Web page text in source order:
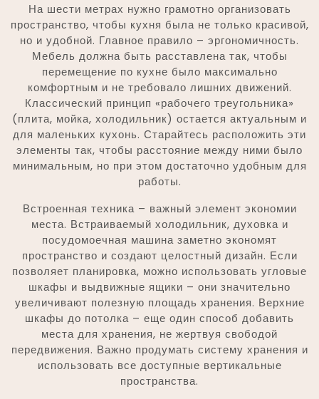
На шести метрах нужно грамотно организовать
пространство, чтобы кухня была не только красивой,
но и удобной. Главное правило – эргономичность.
Мебель должна быть расставлена так, чтобы
перемещение по кухне было максимально
комфортным и не требовало лишних движений.
Классический принцип «рабочего треугольника»
(плита, мойка, холодильник) остается актуальным и
для маленьких кухонь. Старайтесь расположить эти
элементы так, чтобы расстояние между ними было
минимальным, но при этом достаточно удобным для
работы.
Встроенная техника – важный элемент экономии
места. Встраиваемый холодильник, духовка и
посудомоечная машина заметно экономят
пространство и создают целостный дизайн. Если
позволяет планировка, можно использовать угловые
шкафы и выдвижные ящики – они значительно
увеличивают полезную площадь хранения. Верхние
шкафы до потолка – еще один способ добавить
места для хранения, не жертвуя свободой
передвижения. Важно продумать систему хранения и
использовать все доступные вертикальные
пространства.